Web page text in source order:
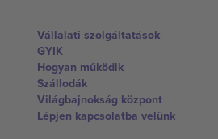
Vállalati szolgáltatások
GYIK
Hogyan működik
Szállodák
Világbajnokság központ
Lépjen kapcsolatba velünk